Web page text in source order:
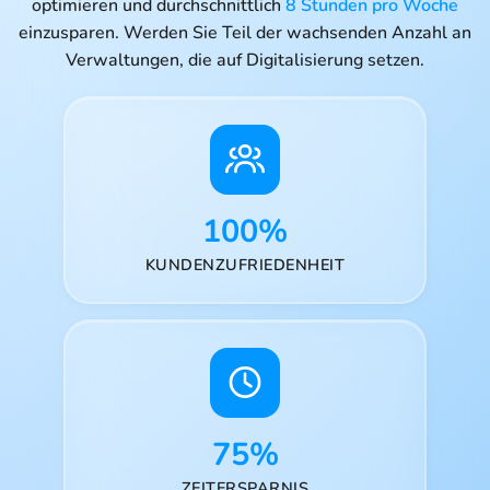
optimieren und durchschnittlich 8 Stunden pro Woche
einzusparen. Werden Sie Teil der wachsenden Anzahl an
Verwaltungen, die auf Digitalisierung setzen.
100%
KUNDENZUFRIEDENHEIT
75%